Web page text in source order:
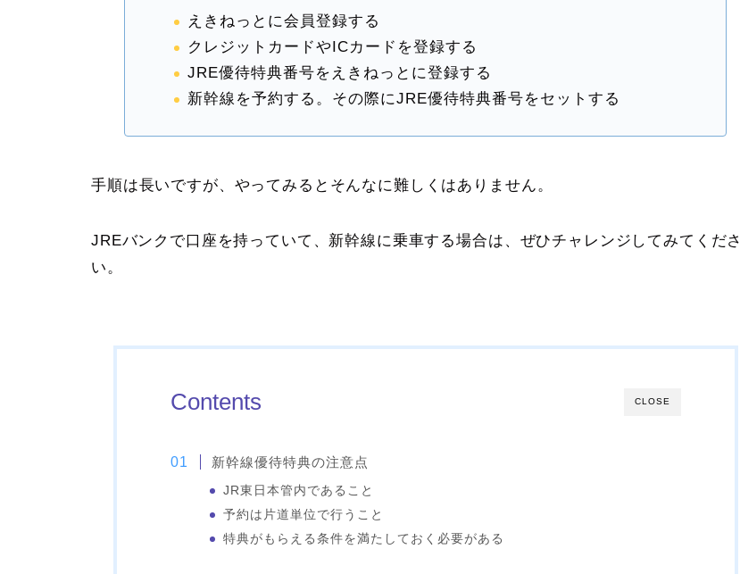
えきねっとに会員登録する
クレジットカードやICカードを登録する
JRE優待特典番号をえきねっとに登録する
新幹線を予約する。その際にJRE優待特典番号をセットする
手順は長いですが、やってみるとそんなに難しくはありません。
JREバンクで口座を持っていて、新幹線に乗車する場合は、ぜひチャレンジしてみてくださ
い。
CLOSE
Contents
新幹線優待特典の注意点
JR東日本管内であること
予約は片道単位で行うこと
特典がもらえる条件を満たしておく必要がある